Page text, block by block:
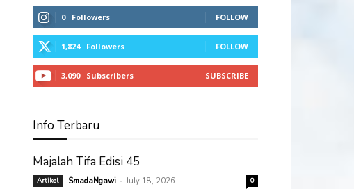
0 Followers FOLLOW
1,824 Followers FOLLOW
3,090 Subscribers SUBSCRIBE
Info Terbaru
Majalah Tifa Edisi 45
Artikel SmadaNgawi - July 18, 2026 0